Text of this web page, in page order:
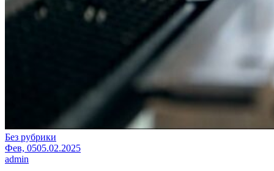
Без рубрики
Фев, 0505.02.2025
admin